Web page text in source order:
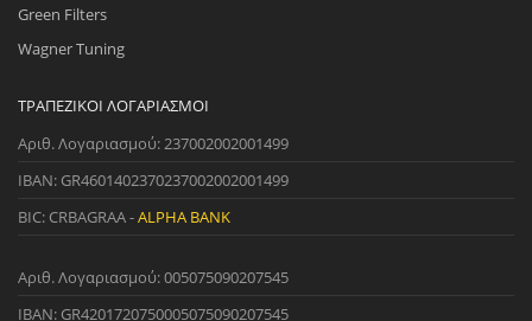
Green Filters
Wagner Tuning
ΤΡΑΠΕΖΙΚΟΊ ΛΟΓΑΡΙΑΣΜΟΊ
Αριθ. Λογαριασμού: 237002002001499
IBAN: GR4601402370237002002001499
BIC: CRBAGRAA -ALPHA BANK
Αριθ. Λογαριασμού: 005075090207545
IBAN: GR4201720750005075090207545